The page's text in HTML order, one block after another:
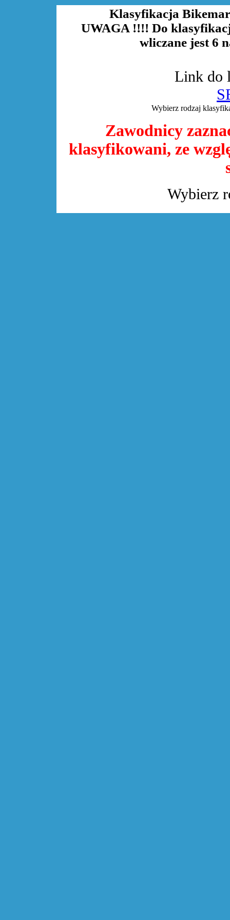
Klasyfikacja
UWAGA !!!! Do
wliczane jest 6
Link do
Wybierz rodzaj
Zawodnicy
klasyfikowani, ze
Wybierz